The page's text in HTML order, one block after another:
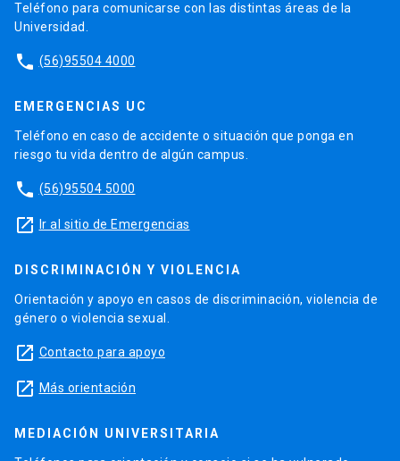
Teléfono para comunicarse con las distintas áreas de la
Universidad.
phone (56)95504 4000
EMERGENCIAS UC
Teléfono en caso de accidente o situación que ponga en
riesgo tu vida dentro de algún campus.
phone (56)95504 5000
launch Ir al sitio de Emergencias
DISCRIMINACIÓN Y VIOLENCIA
Orientación y apoyo en casos de discriminación, violencia de
género o violencia sexual.
launch Contacto para apoyo
launch Más orientación
MEDIACIÓN UNIVERSITARIA